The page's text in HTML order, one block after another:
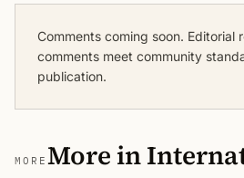
Comments coming soon. Editorial
comments meet community
publication.
MORE More in